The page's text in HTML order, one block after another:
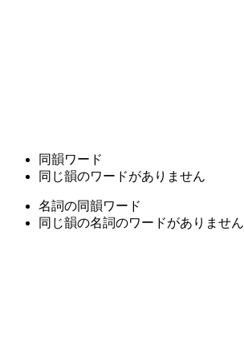
同韻ワード
同じ韻のワードがありません
名詞の同韻ワード
同じ韻の名詞のワードがありません